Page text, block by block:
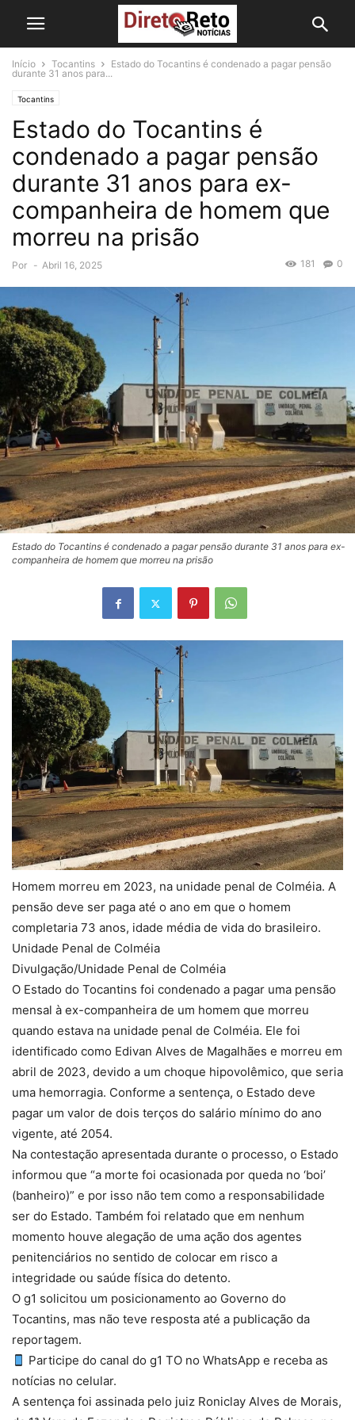
Início Tocantins
Estado do Tocantins é condenado a pagar pensão
durante 31 anos para...
Tocantins
Estado do Tocantins é
condenado a pagar pensão
durante 31 anos para ex-
companheira de homem que
morreu na prisão
Por - Abril 16, 2025 0
181
Estado do Tocantins é condenado a pagar pensão durante 31 anos para ex-
companheira de homem que morreu na prisão
Homem morreu em 2023, na unidade penal de Colméia. A
pensão deve ser paga até o ano em que o homem
completaria 73 anos, idade média de vida do brasileiro.
Unidade Penal de Colméia
Divulgação/Unidade Penal de Colméia
O Estado do Tocantins foi condenado a pagar uma pensão
mensal à ex-companheira de um homem que morreu
quando estava na unidade penal de Colméia. Ele foi
identificado como Edivan Alves de Magalhães e morreu em
abril de 2023, devido a um choque hipovolêmico, que seria
uma hemorragia. Conforme a sentença, o Estado deve
pagar um valor de dois terços do salário mínimo do ano
vigente, até 2054.
Na contestação apresentada durante o processo, o Estado
informou que “a morte foi ocasionada por queda no ‘boi’
(banheiro)” e por isso não tem como a responsabilidade
ser do Estado. Também foi relatado que em nenhum
momento houve alegação de uma ação dos agentes
penitenciários no sentido de colocar em risco a
integridade ou saúde física do detento.
O g1 solicitou um posicionamento ao Governo do
Tocantins, mas não teve resposta até a publicação da
reportagem.
Participe do canal do g1 TO no WhatsApp e receba as
notícias no celular.
A sentença foi assinada pelo juiz Roniclay Alves de Morais,